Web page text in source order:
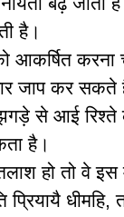
है।
आकर्षित
जाप कर सकते
से आई रिश्ते
है।
हो तो वे
धीमहि,